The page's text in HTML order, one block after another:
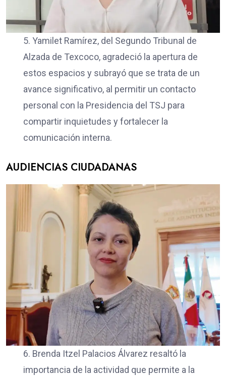
5. Yamilet Ramírez, del Segundo Tribunal de
Alzada de Texcoco, agradeció la apertura de
estos espacios y subrayó que se trata de un
avance significativo, al permitir un contacto
personal con la Presidencia del TSJ para
compartir inquietudes y fortalecer la
comunicación interna.
AUDIENCIAS CIUDADANAS
6. Brenda Itzel Palacios Álvarez resaltó la
importancia de la actividad que permite a la